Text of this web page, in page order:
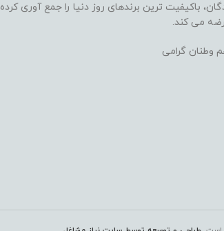
باکیفیت ترین برندهای روز دنیا را جمع آوری کرده
می کند.
وطنان گرامی